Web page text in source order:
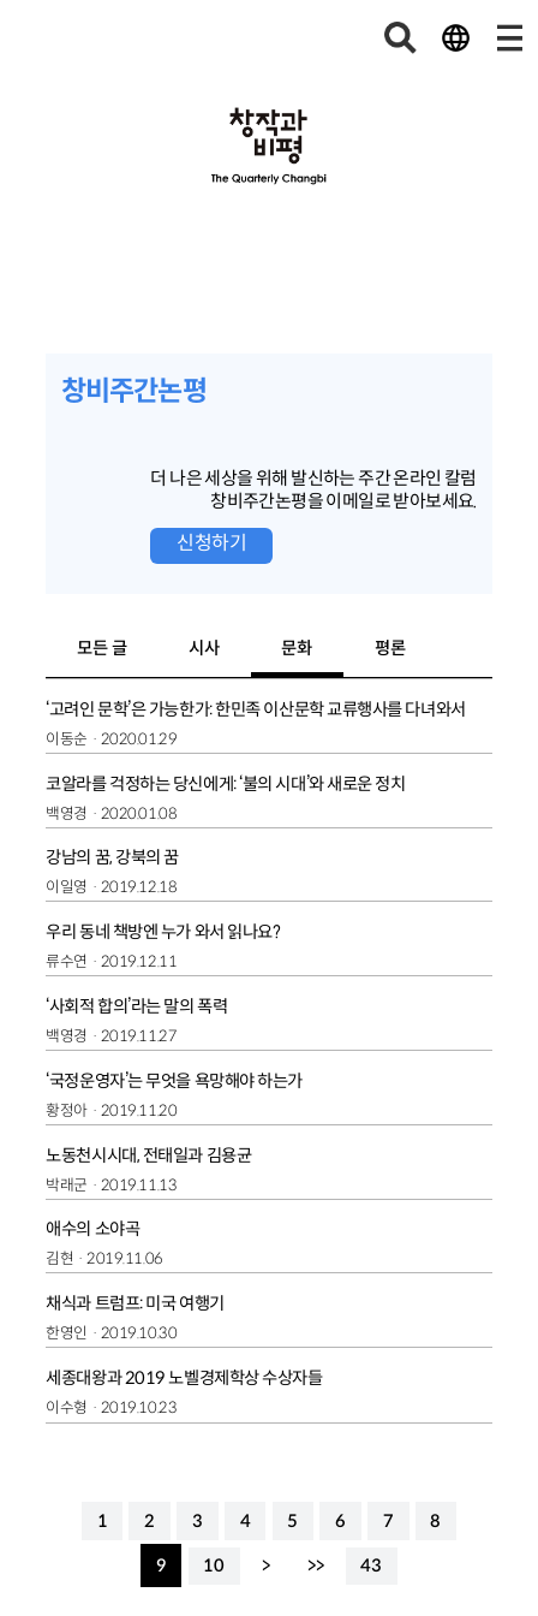
창비주간논평
더 나은 세상을 위해 발신하는 주간 온라인 칼럼
창비주간논평을 이메일로 받아보세요.
신청하기
모든 글 시사 문화 평론
‘고려인 문학’은 가능한가: 한민족 이산문학 교류행사를 다녀와서
이동순 2020.01.29
코알라를 걱정하는 당신에게: ‘불의 시대’와 새로운 정치
백영경 2020.01.08
강남의 꿈, 강북의 꿈
이일영 2019.12.18
우리 동네 책방엔 누가 와서 읽나요?
류수연 2019.12.11
‘사회적 합의’라는 말의 폭력
백영경 2019.11.27
‘국정운영자’는 무엇을 욕망해야 하는가
황정아 2019.11.20
노동천시시대, 전태일과 김용균
박래군 2019.11.13
애수의 소야곡
김현 2019.11.06
채식과 트럼프: 미국 여행기
한영인 2019.10.30
세종대왕과 2019 노벨경제학상 수상자들
이수형 2019.10.23
1 2 3 4 5 6 7 8
9 10 > >> 43